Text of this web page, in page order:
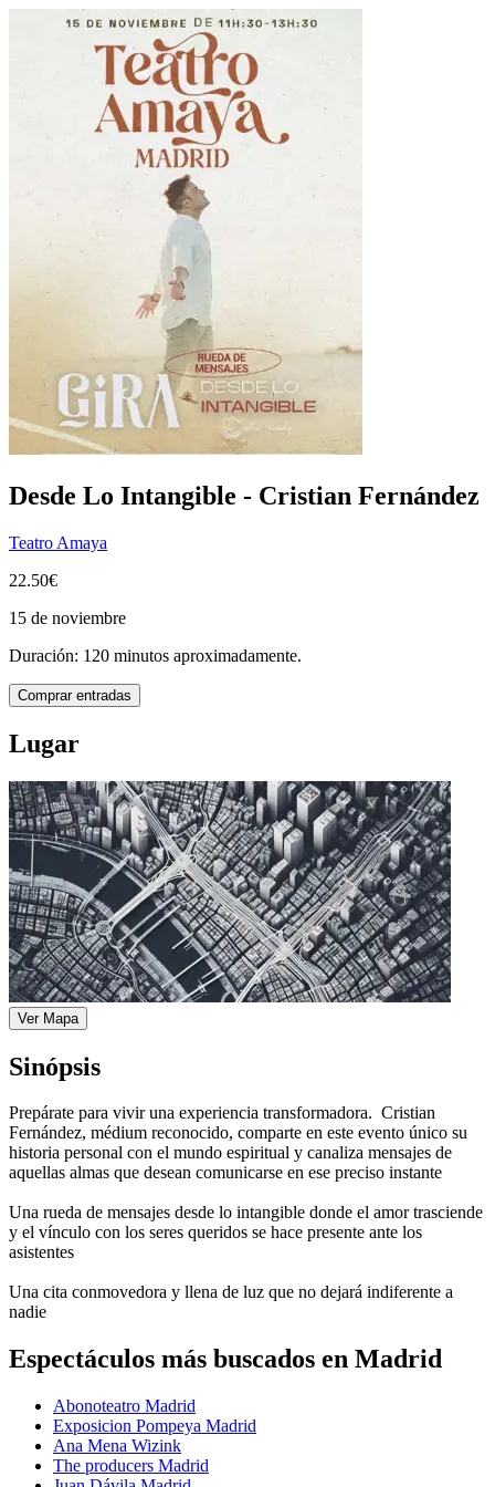
Desde Lo Intangible - Cristian Fernández
Teatro Amaya
22.50€
15 de noviembre
Duración: 120 minutos aproximadamente.
Comprar entradas
Lugar
Ver Mapa
Sinópsis
Prepárate para vivir una experiencia transformadora. Cristian
Fernández, médium reconocido, comparte en este evento único su
historia personal con el mundo espiritual y canaliza mensajes de
aquellas almas que desean comunicarse en ese preciso instante
Una rueda de mensajes desde lo intangible donde el amor trasciende
y el vínculo con los seres queridos se hace presente ante los
asistentes
Una cita conmovedora y llena de luz que no dejará indiferente a
nadie
Espectáculos más buscados en Madrid
Abonoteatro Madrid
Exposicion Pompeya Madrid
Ana Mena Wizink
The producers Madrid